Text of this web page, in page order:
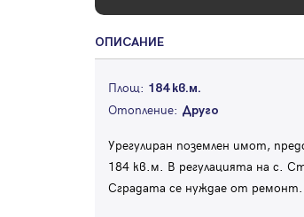
ОПИСАНИЕ
Площ: 184 кв.м.
Отопление: Друго
Урегулиран поземлен имот,
184 кв.м. В регулацията на с.
Сградата се нуждае от